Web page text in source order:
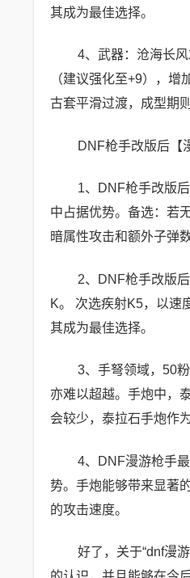
其成为最佳选择。
4、武器：沧海长
（建议强化至+9），
古套平滑过渡，成型期
DNF枪手改版后【
1、DNF枪手改版
中占据优势。备选：若
暗属性攻击和额外子弹
2、DNF枪手改版
K。 次选疾射K5，以速
其成为最佳选择。
3、手弩领域，50
亦难以超越。手炮中，
会较少，泰拉石手炮作
4、DNF漫游枪手
势。手炮能够带来显著
的攻击速度。
好了，关于“dnf漫